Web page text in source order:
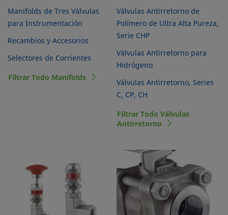
Manifolds de Tres Válvulas
para Instrumentación
Recambios y Accesorios
Selectores de Corrientes
Filtrar Todo Manifolds
Válvulas Antirretorno de
Polímero de Ultra Alta Pureza,
Serie CHP
Válvulas Antirretorno para
Hidrógeno
Válvulas Antirretorno, Series
C, CP, CH
Filtrar Todo Válvulas
Antirretorno